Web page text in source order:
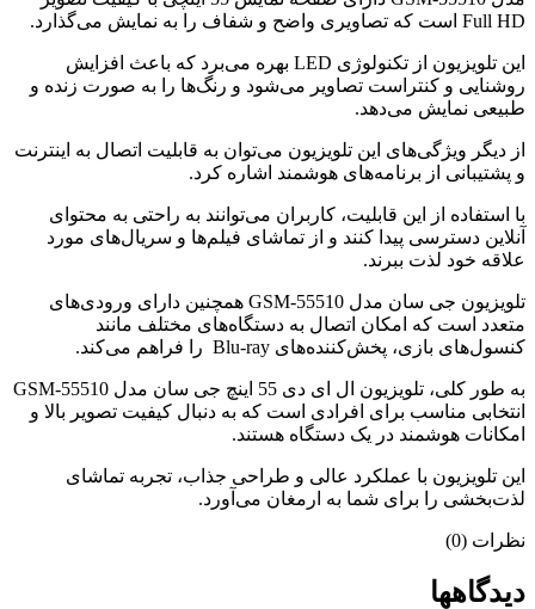
Full HD است که تصاویری واضح و شفاف را به نمایش می‌گذارد.
این تلویزیون از تکنولوژی LED بهره می‌برد که باعث افزایش
روشنایی و کنتراست تصاویر می‌شود و رنگ‌ها را به صورت زنده و
طبیعی نمایش می‌دهد.
از دیگر ویژگی‌های این تلویزیون می‌توان به قابلیت اتصال به اینترنت
و پشتیبانی از برنامه‌های هوشمند اشاره کرد.
با استفاده از این قابلیت، کاربران می‌توانند به راحتی به محتوای
آنلاین دسترسی پیدا کنند و از تماشای فیلم‌ها و سریال‌های مورد
علاقه خود لذت ببرند.
تلویزیون جی سان مدل GSM-55510 همچنین دارای ورودی‌های
متعدد است که امکان اتصال به دستگاه‌های مختلف مانند
کنسول‌های بازی، پخش‌کننده‌های Blu-ray را فراهم می‌کند.
به طور کلی، تلویزیون ال ای دی 55 اینچ جی سان مدل GSM-55510
انتخابی مناسب برای افرادی است که به دنبال کیفیت تصویر بالا و
امکانات هوشمند در یک دستگاه هستند.
این تلویزیون با عملکرد عالی و طراحی جذاب، تجربه تماشای
لذت‌بخشی را برای شما به ارمغان می‌آورد.
نظرات (0)
دیدگاهها